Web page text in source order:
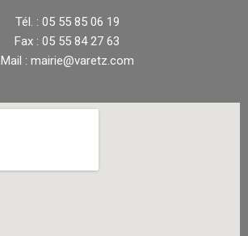
Tél. : 05 55 85 06 19
Fax : 05 55 84 27 63
Mail : mairie@varetz.com